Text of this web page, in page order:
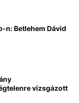
n: Betlehem Dávid
vizsgázott